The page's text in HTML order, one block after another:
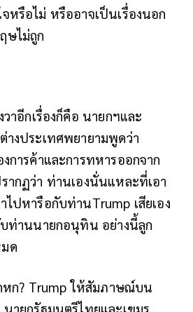
หรือไม่ หรืออาจเป็นเรื่องนอก
ษไม่ถูก
วาอีกเรื่องก็คือ นายกฯและ
างประเทศพยายามพูดว่า
การค้าและการทหารออกจาก
ากฏว่า ท่านเองนั่นแหละที่เอา
ไปหารือกับท่านTrump เสียเอง
บท่านนายกอนุทิน อย่างนี้ลูก
ด
หก? Trump ให้สัมภาษณ์บน
นายกรัฐมนตรีไทยและเขมร